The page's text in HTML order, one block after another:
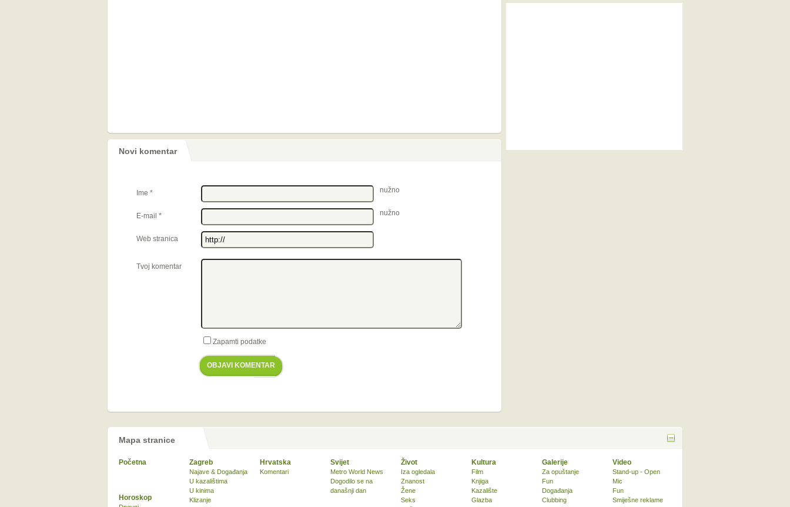
Novi komentar
Ime * nužno
E-mail * nužno
Web stranica
Tvoj komentar
Zapamti podatke
OBJAVI KOMENTAR
Mapa stranice
Početna Zagreb
Najave & Događanja
U kazalištima
U kinima
Klizanje
Hrvatska
Komentari
Svijet
Metro World News
Dogodilo se na
današnji dan
Život
Iza ogledala
Znanost
Žene
Seks
Kultura
Film
Knjiga
Kazalište
Glazba
Horoskop
Galerije
Za opuštanje
Fun
Događanja
Clubbing
Video
Stand-up - Open
Mic
Fun
Smiješne reklame